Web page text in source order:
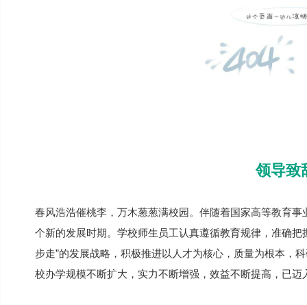
领导致
春风浩浩催桃李，万木葱葱满校园。伴随着国家高等教育
个新的发展时期。学校师生员工认真遵循教育规律，准确
步走”的发展战略，积极推进以人才为核心，质量为根本，
校办学规模不断扩大，实力不断增强，效益不断提高，已迈